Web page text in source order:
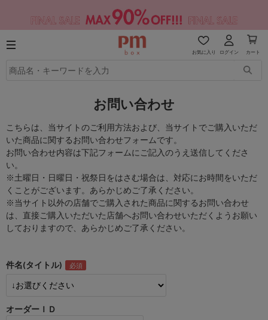
お気に入り ログイン カート
お問い合わせ
こちらは、当サイトのご利用方法および、当サイトでご購入いただ
いた商品に関するお問い合わせフォームです。
お問い合わせ内容は下記フォームにご記入のうえ送信してくださ
い。
※土曜日・日曜日・祝祭日をはさむ場合は、対応にお時間をいただ
くことがございます。あらかじめご了承ください。
※当サイト以外の店舗でご購入された商品に関するお問い合わせ
は、直接ご購入いただいた店舗へお問い合わせいただくようお願い
しておりますので、あらかじめご了承ください。
件名(タイトル)
オーダーＩＤ